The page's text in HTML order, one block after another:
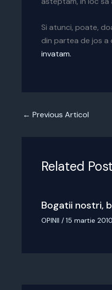
Si atunci, poate,
din partea de jos a
invatam.
← Previous Articol
Related
Bogatii nostri,
OPINII / 15 martie 2010